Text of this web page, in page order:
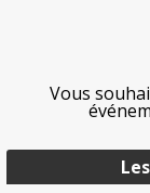
Vous